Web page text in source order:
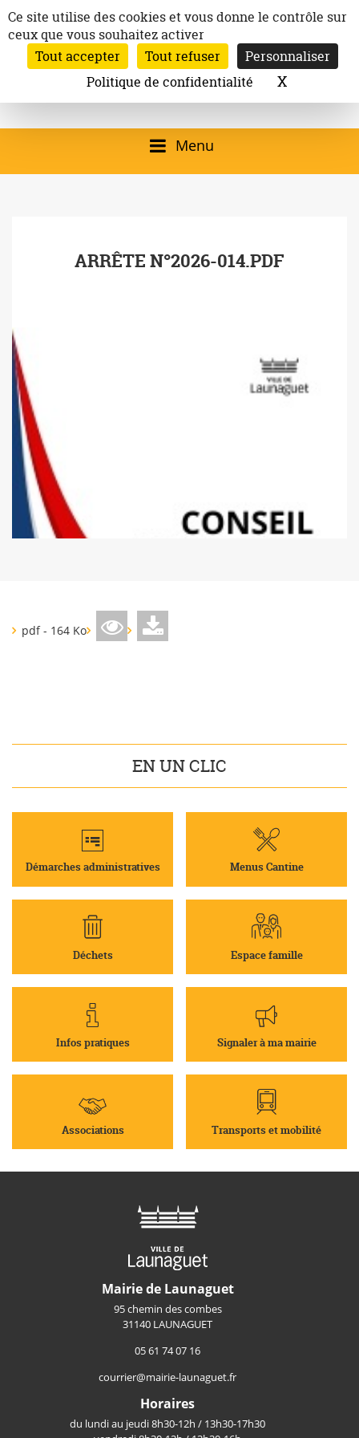
au
contenu
Ville de
Launaguet
Site officiel de la
Mairie de
Launaguet (31140)
qui présente la ville,
programmation
Inscription à la newsletter
Email:
Rechercher
Menu
ARRÊTE N°2026-014.PDF
pdf - 164 Ko
EN UN CLIC
Démarches administratives Menus Cantine
Déchets Espace famille
Infos pratiques Signaler à ma mairie
Associations Transports et mobilité
Mairie de Launaguet
95 chemin des combes
31140 LAUNAGUET
05 61 74 07 16
courrier@mairie-launaguet.fr
Horaires
du lundi au jeudi 8h30-12h / 13h30-17h30
Panneau de gestion des cookies
Ce site utilise des cookies et vous donne le contrôle sur
ceux que vous souhaitez activer
Tout accepter
Tout refuser
Personnaliser
Politique de confidentialité
XMasquer